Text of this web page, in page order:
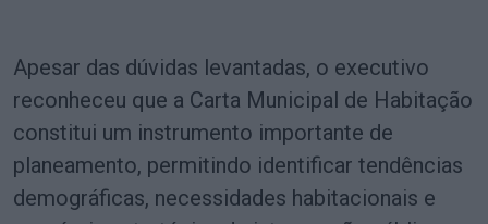
Apesar das dúvidas levantadas, o executivo
reconheceu que a Carta Municipal de Habitação
constitui um instrumento importante de
planeamento, permitindo identificar tendências
demográficas, necessidades habitacionais e